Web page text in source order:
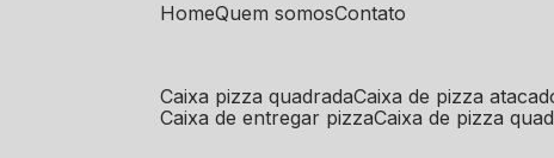
Home Quem somos Contato
caixa pizza quadrada caixa de pizza
caixa de entregar pizza caixa de pizza